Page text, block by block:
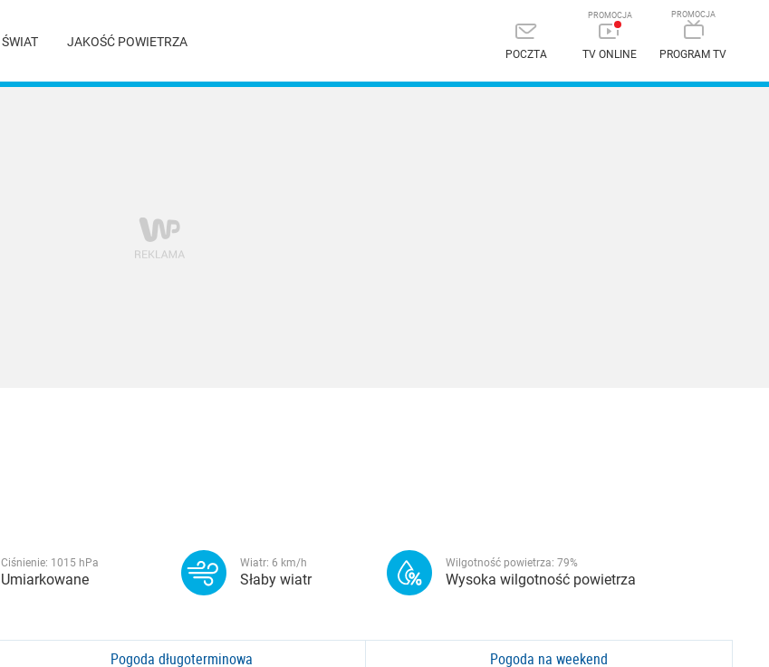
ŚWIAT JAKOŚĆ POWIETRZA
POCZTA TV ONLINE PROGRAM TV
Ciśnienie: 1015 hPa
Umiarkowane
Wiatr: 6 km/h
Słaby wiatr
Wilgotność powietrza: 79%
Wysoka wilgotność powietrza
Pogoda długoterminowa Pogoda na weekend